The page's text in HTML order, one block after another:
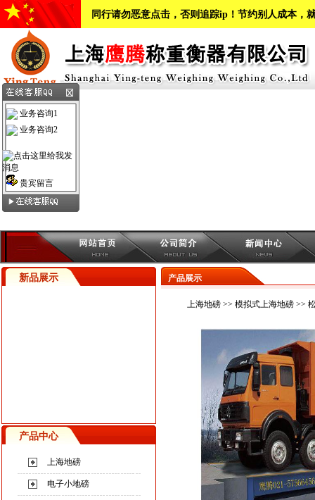
同行请勿恶意点击，否则追踪ip！节约别人成本，
新品展示
产品中心
上海地磅
电子小地磅
产品展示
上海地磅>> 模拟式上海地磅>>
业务咨询1
业务咨询2
贵宾留言